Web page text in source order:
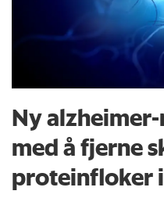
Ny
med å fjerne
proteinfloker